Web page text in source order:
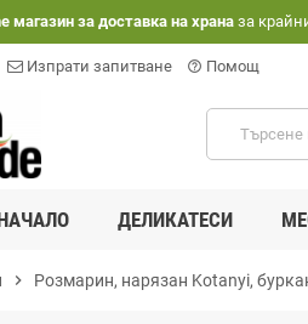
магазин за доставка на храназа
Изпрати запитване help_outline Помощ
ДЕЛИКАТЕСИ
chevron_right Розмарин, нарязан Kotanyi,